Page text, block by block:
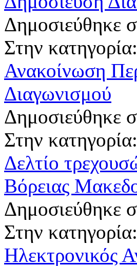
Δημοσιεύθηκε
Στην κατηγορία:
Ανακοίνωση
Διαγωνισμού
Δημοσιεύθηκε
Στην κατηγορία:
Δελτίο
Βόρειας
Δημοσιεύθηκε
Στην κατηγορία:
Ηλεκτρονικός